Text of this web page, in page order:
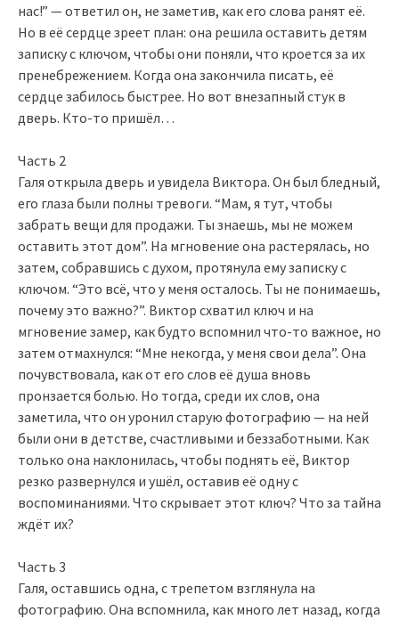
нас!” — ответил он, не заметив, как его слова ранят её.
Но в её сердце зреет план: она решила оставить детям
записку с ключом, чтобы они поняли, что кроется за их
пренебрежением. Когда она закончила писать, её
сердце забилось быстрее. Но вот внезапный стук в
дверь. Кто-то пришёл…
Часть 2
Галя открыла дверь и увидела Виктора. Он был бледный,
его глаза были полны тревоги. “Мам, я тут, чтобы
забрать вещи для продажи. Ты знаешь, мы не можем
оставить этот дом”. На мгновение она растерялась, но
затем, собравшись с духом, протянула ему записку с
ключом. “Это всё, что у меня осталось. Ты не понимаешь,
почему это важно?”. Виктор схватил ключ и на
мгновение замер, как будто вспомнил что-то важное, но
затем отмахнулся: “Мне некогда, у меня свои дела”. Она
почувствовала, как от его слов её душа вновь
пронзается болью. Но тогда, среди их слов, она
заметила, что он уронил старую фотографию — на ней
были они в детстве, счастливыми и беззаботными. Как
только она наклонилась, чтобы поднять её, Виктор
резко развернулся и ушёл, оставив её одну с
воспоминаниями. Что скрывает этот ключ? Что за тайна
ждёт их?
Часть 3
Галя, оставшись одна, с трепетом взглянула на
фотографию. Она вспомнила, как много лет назад, когда